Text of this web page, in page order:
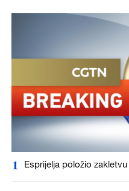
1 Esprijelja položio